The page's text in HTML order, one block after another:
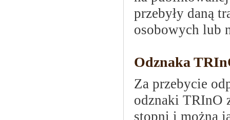
przebyły daną
osobowych lub
Odznaka
Za przebycie
odznaki TRInO
stopni i można